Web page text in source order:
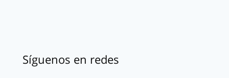
Síguenos en redes